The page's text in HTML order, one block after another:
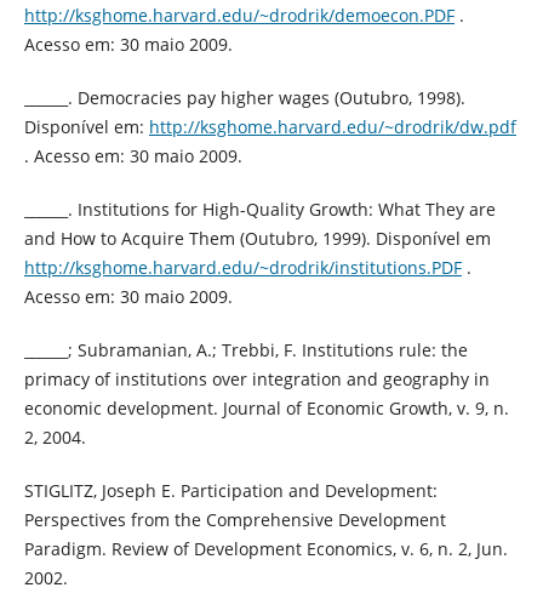
http://ksghome.harvard.edu/~drodrik/demoecon.PDF.
Acesso em: 30 maio 2009.
______. Democracies pay higher wages (Outubro, 1998).
Disponível em: http://ksghome.harvard.edu/~drodrik/dw.pdf
. Acesso em: 30 maio 2009.
______. Institutions for High-Quality Growth: What They are
and How to Acquire Them (Outubro, 1999). Disponível em
http://ksghome.harvard.edu/~drodrik/institutions.PDF.
Acesso em: 30 maio 2009.
______; Subramanian, A.; Trebbi, F. Institutions rule: the
primacy of institutions over integration and geography in
economic development. Journal of Economic Growth, v. 9, n.
2, 2004.
STIGLITZ, Joseph E. Participation and Development:
Perspectives from the Comprehensive Development
Paradigm. Review of Development Economics, v. 6, n. 2, Jun.
2002.